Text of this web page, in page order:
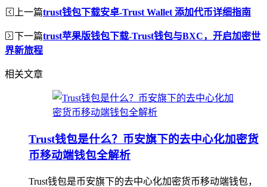
上一篇trust钱包下载安卓-Trust Wallet 添加代币详细指南
下一篇trust苹果版钱包下载-Trust钱包与BXC，开启加密世
界新旅程
相关文章
Trust钱包是什么？币安旗下的去中心化加密货
币移动端钱包全解析
Trust钱包是币安旗下的去中心化加密货币移动端钱包，